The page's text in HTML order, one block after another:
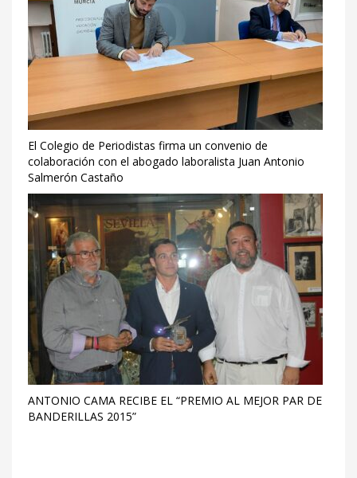
El Colegio de Periodistas firma un convenio de
colaboración con el abogado laboralista Juan Antonio
Salmerón Castaño
ANTONIO CAMA RECIBE EL “PREMIO AL MEJOR PAR DE
BANDERILLAS 2015”